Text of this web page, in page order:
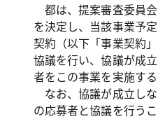
都は、提案審査委員
を決定し、当該事業予
契約（以下「事業契約
協議を行い、協議が成
者をこの事業を実施す
なお、協議が成立し
の応募者と協議を行うこ